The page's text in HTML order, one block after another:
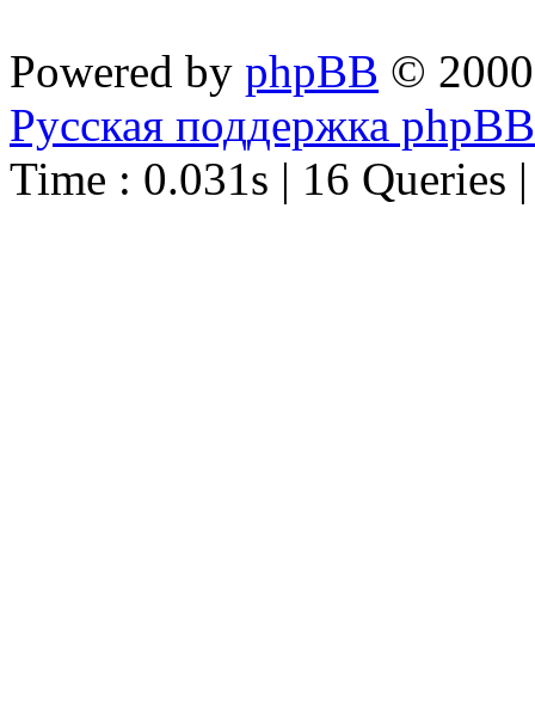
Powered by phpBB ©
Русская поддержка phpBB
Time : 0.031s | 16 Queries